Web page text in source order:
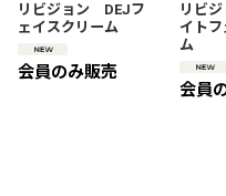
リビジョン DEJフ
ェイスクリーム
会員のみ販売
リビ
イト
ム
会員